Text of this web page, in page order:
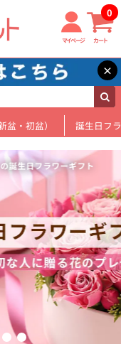
マイページ カート
0
×
盆・初盆） 誕生日フ